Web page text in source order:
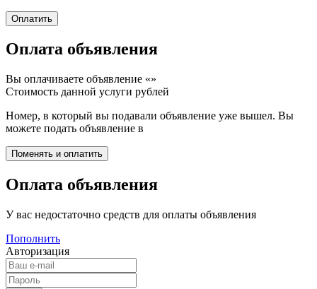
Оплата объявления
Вы оплачиваете объявление «»
Стоимость данной услуги рублей
Номер, в который вы подавали объявление уже вышел. Вы
можете подать объявление в
Оплата объявления
У вас недостаточно средств для оплаты объявления
Пополнить
Авторизация